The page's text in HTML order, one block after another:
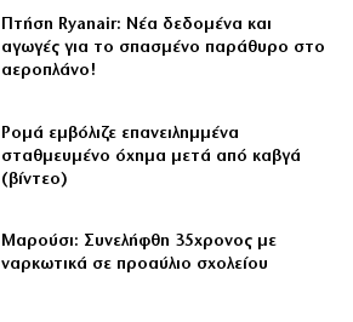
Πτήση Ryanair: Νέα δεδομένα και
αγωγές για το σπασμένο παράθυρο στο
αεροπλάνο!
Ρομά εμβόλιζε επανειλημμένα
σταθμευμένο όχημα μετά από καβγά
(βίντεο)
Μαρούσι: Συνελήφθη 35χρονος με
ναρκωτικά σε προαύλιο σχολείου